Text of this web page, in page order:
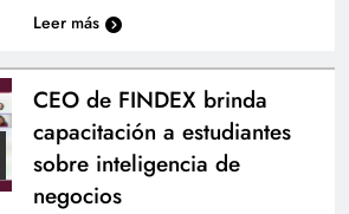
Leer más
CEO de FINDEX brinda
capacitación a estudiantes
sobre inteligencia de
negocios